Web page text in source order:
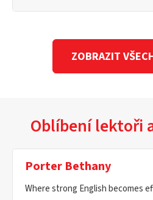
ZOBRAZIT
Oblíbení lektoři
Porter Bethany
Where strong English becomes